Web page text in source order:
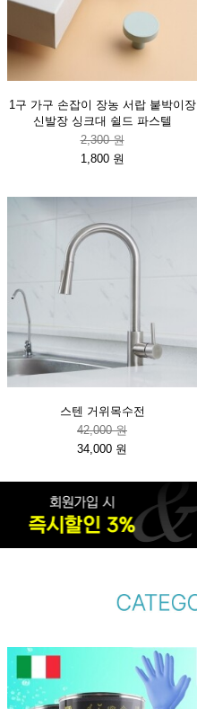
1구 가구 손잡이 장농 서랍 붙박이장
신발장 싱크대 쉴드 파스텔
2,300 원
1,800 원
스텐 거위목수전
42,000 원
34,000 원